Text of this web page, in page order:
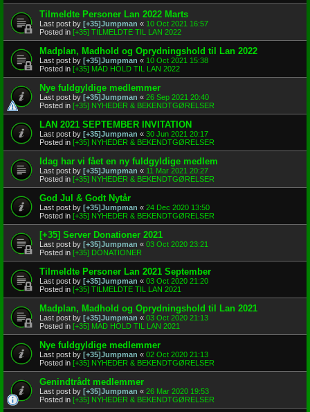
Tilmeldte Personer Lan 2022 Marts
Last post by [+35]Jumpman « 10 Oct 2021 16:57
Posted in [+35] TILMELDTE TIL LAN 2022
Madplan, Madhold og Oprydningshold til Lan 2022
Last post by [+35]Jumpman « 10 Oct 2021 15:38
Posted in [+35] MAD HOLD TIL LAN 2022
Nye fuldgyldige medlemmer
Last post by [+35]Jumpman « 26 Sep 2021 20:40
Posted in [+35] NYHEDER & BEKENDTGØRELSER
LAN 2021 SEPTEMBER INVITATION
Last post by [+35]Jumpman « 30 Jun 2021 20:17
Posted in [+35] NYHEDER & BEKENDTGØRELSER
Idag har vi fået en ny fuldgyldige medlem
Last post by [+35]Jumpman « 11 Mar 2021 20:27
Posted in [+35] NYHEDER & BEKENDTGØRELSER
God Jul & Godt Nytår
Last post by [+35]Jumpman « 24 Dec 2020 13:50
Posted in [+35] NYHEDER & BEKENDTGØRELSER
[+35] Server Donationer 2021
Last post by [+35]Jumpman « 03 Oct 2020 23:21
Posted in [+35] DONATIONER
Tilmeldte Personer Lan 2021 September
Last post by [+35]Jumpman « 03 Oct 2020 21:20
Posted in [+35] TILMELDTE TIL LAN 2021
Madplan, Madhold og Oprydningshold til Lan 2021
Last post by [+35]Jumpman « 03 Oct 2020 21:13
Posted in [+35] MAD HOLD TIL LAN 2021
Nye fuldgyldige medlemmer
Last post by [+35]Jumpman « 02 Oct 2020 21:13
Posted in [+35] NYHEDER & BEKENDTGØRELSER
Genindtrådt medlemmer
Last post by [+35]Jumpman « 26 Mar 2020 19:53
Posted in [+35] NYHEDER & BEKENDTGØRELSER